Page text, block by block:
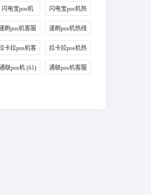
线 (40)
闪电宝pos机
(70)
闪电宝pos机热
线 (63)
刷pos机客服
(52)
速刷pos机热线
(59)
卡拉pos机客
服 (65)
拉卡拉pos机热
线 (87)
联pos机(61) 通联pos机客服